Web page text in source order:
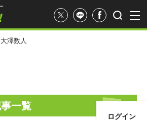
ログイン
大澤数人
一覧